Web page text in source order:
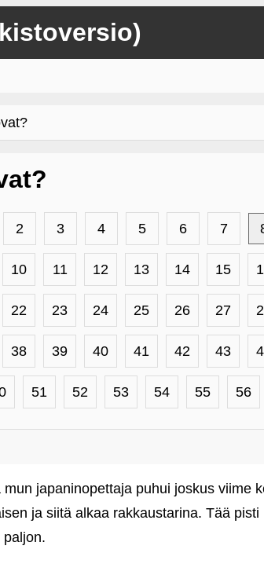
2 3 4 5 6 7
10 11 12 13 14 15
22 23 24 25 26 27
38 39 40 41 42 43
51 52 53 54 55 56
japaninopettaja puhui joskus viime
ja siitä alkaa rakkaustarina. Tää